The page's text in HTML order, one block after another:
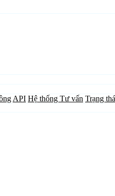
API Hệ thống Tư vấn Trạng